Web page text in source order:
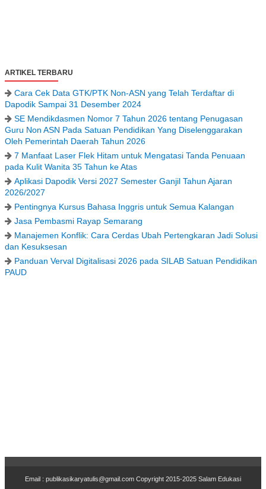
ARTIKEL TERBARU
Cara Cek Data GTK/PTK Non-ASN yang Telah Terdaftar di
Dapodik Sampai 31 Desember 2024
SE Mendikdasmen Nomor 7 Tahun 2026 tentang Penugasan
Guru Non ASN Pada Satuan Pendidikan Yang Diselenggarakan
Oleh Pemerintah Daerah Tahun 2026
7 Manfaat Laser Flek Hitam untuk Mengatasi Tanda Penuaan
pada Kulit Wanita 35 Tahun ke Atas
Aplikasi Dapodik Versi 2027 Semester Ganjil Tahun Ajaran
2026/2027
Pentingnya Kursus Bahasa Inggris untuk Semua Kalangan
Jasa Pembasmi Rayap Semarang
Manajemen Konflik: Cara Cerdas Ubah Pertengkaran Jadi Solusi
dan Kesuksesan
Panduan Verval Digitalisasi 2026 pada SILAB Satuan Pendidikan
PAUD
Email : publikasikaryatulis@gmail.com Copyright 2015-2025 Salam Edukasi